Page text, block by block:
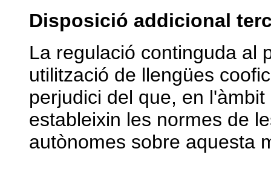
Disposició addicional
La regulació continguda al
utilització de llengües
perjudici del que, en
estableixin les normes de
autònomes sobre aquesta